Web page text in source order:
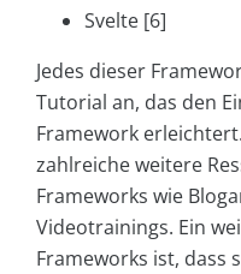
Svelte [6]
Jedes dieser
Tutorial an, das den
Framework
zahlreiche weitere
Frameworks wie
Videotrainings. Ein
Frameworks ist, dass